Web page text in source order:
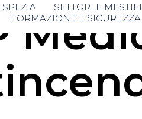
to
SETTORI E
FORMAZIONE E SICUREZZA